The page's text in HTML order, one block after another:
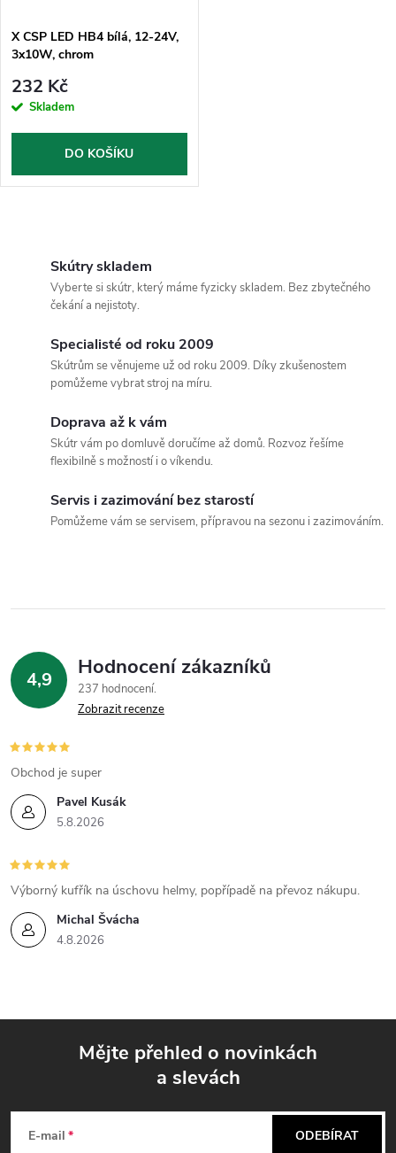
X CSP LED HB4 bílá, 12-24V,
3x10W, chrom
232 Kč
Skladem
DO KOŠÍKU
y
v
ý
p
i
s
u
Skútry skladem
Vyberte si skútr, který máme fyzicky skladem. Bez zbytečného
čekání a nejistoty.
Specialisté od roku 2009
Skútrům se věnujeme už od roku 2009. Díky zkušenostem
pomůžeme vybrat stroj na míru.
Doprava až k vám
Skútr vám po domluvě doručíme až domů. Rozvoz řešíme
flexibilně s možností i o víkendu.
Servis i zazimování bez starostí
Pomůžeme vám se servisem, přípravou na sezonu i zazimováním.
4,9 Hodnocení zákazníků
237 hodnocení
Zobrazit recenze
Pavel Kusák
5.8.2026
Obchod je super
Michal Švácha
4.8.2026
Výborný kufřík na úschovu helmy, popřípadě na převoz nákupu.
Mějte přehled o novinkách
a slevách
E-mail ODEBÍRAT